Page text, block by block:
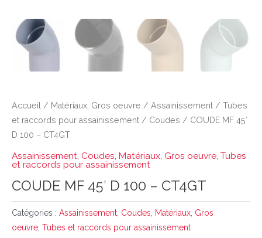
Accueil / Matériaux, Gros oeuvre / Assainissement / Tubes
et raccords pour assainissement / Coudes / COUDE MF 45′
D 100 – CT4GT
Assainissement Coudes Matériaux, Gros oeuvre Tubes
et raccords pour assainissement
COUDE MF 45′ D 100 – CT4GT
Catégories : Assainissement Coudes
Matériaux, Gros
oeuvre Tubes et raccords pour assainissement